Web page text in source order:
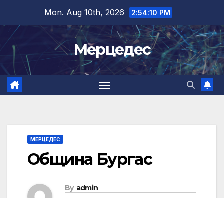
content
Mon. Aug 10th, 2026 2:54:10 PM
Мерцедес
МЕРЦЕДЕС
Община Бургас
By admin